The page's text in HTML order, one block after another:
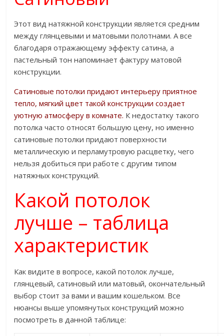
Этот вид натяжной конструкции является средним
между глянцевыми и матовыми полотнами. А все
благодаря отражающему эффекту сатина, а
пастельный тон напоминает фактуру матовой
конструкции.
Сатиновые потолки придают интерьеру приятное
тепло, мягкий цвет такой конструкции создает
уютную атмосферу в комнате. К недостатку такого
потолка часто относят большую цену, но именно
сатиновые потолки придают поверхности
металлическую и перламутровую расцветку, чего
нельзя добиться при работе с другим типом
натяжных конструкций.
Какой потолок
лучше – таблица
характеристик
Как видите в вопросе, какой потолок лучше,
глянцевый, сатиновый или матовый, окончательный
выбор стоит за вами и вашим кошельком. Все
нюансы выше упомянутых конструкций можно
посмотреть в данной таблице: